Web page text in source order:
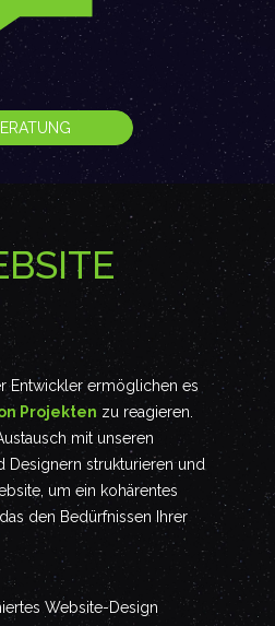
Entwickler ermöglichen es
Projekten zu reagieren.
mit unseren
Designern strukturieren und
um ein kohärentes
den Bedürfnissen Ihrer
Website-Design